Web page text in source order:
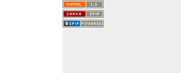
Saint-Nom.
Veuillez consulter le message du
service ci-dessous.
(401 - Invalid API key. Please see
https://openweathermap.org/faq#error401